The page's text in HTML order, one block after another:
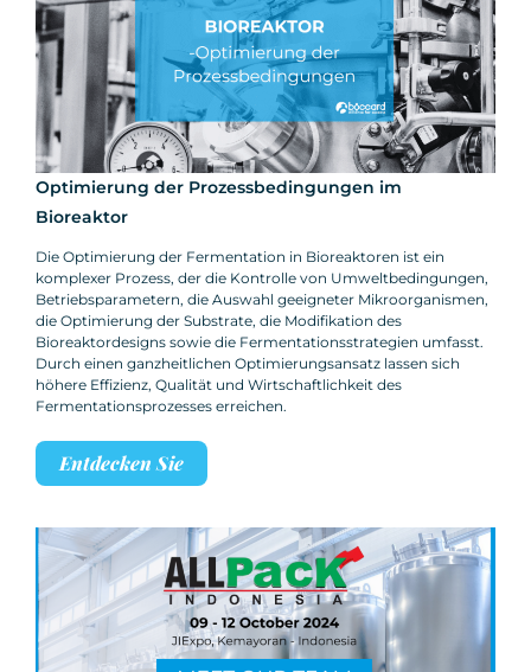
Optimierung der Prozessbedingungen im
Bioreaktor
Die Optimierung der Fermentation in Bioreaktoren ist ein
komplexer Prozess, der die Kontrolle von Umweltbedingungen,
Betriebsparametern, die Auswahl geeigneter Mikroorganismen,
die Optimierung der Substrate, die Modifikation des
Bioreaktordesigns sowie die Fermentationsstrategien umfasst.
Durch einen ganzheitlichen Optimierungsansatz lassen sich
höhere Effizienz, Qualität und Wirtschaftlichkeit des
Fermentationsprozesses erreichen.
Entdecken Sie